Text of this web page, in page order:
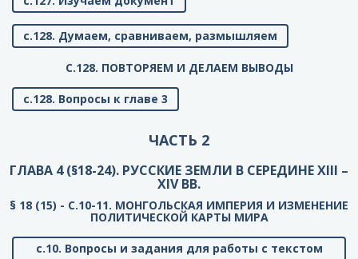
с.128. Думаем, сравниваем, размышляем
C.128. ПОВТОРЯЕМ И ДЕЛАЕМ ВЫВОДЫ
с.128. Вопросы к главе 3
ЧАСТЬ 2
ГЛАВА 4 (§18-24). РУССКИЕ ЗЕМЛИ В СЕРЕДИНЕ XIII –
XIV ВВ.
§ 18 (15) - C.10-11. МОНГОЛЬСКАЯ ИМПЕРИЯ И ИЗМЕНЕНИЕ
ПОЛИТИЧЕСКОЙ КАРТЫ МИРА
с.10. Вопросы и задания для работы с текстом